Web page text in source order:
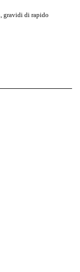
gravidi di rapido